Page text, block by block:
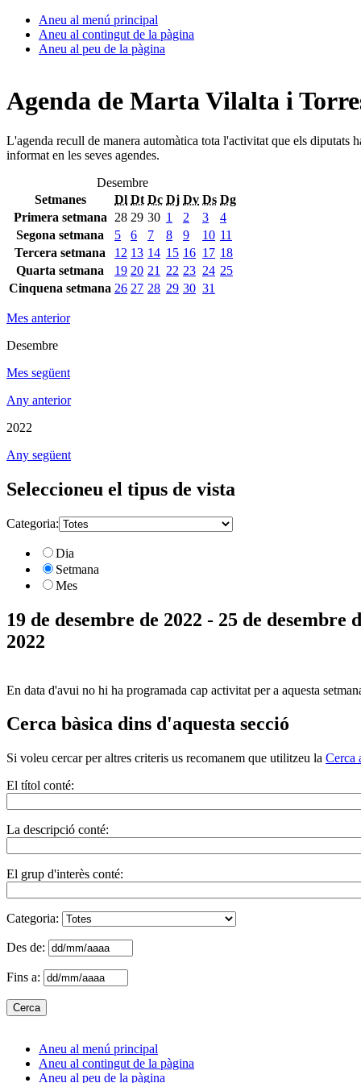
Aneu al menú principal
Aneu al contingut de la pàgina
Aneu al peu de la pàgina
Agenda de Marta Vilalta i
L'agenda recull de manera automàtica tota l'activitat que els diputats
informat en les seves agendes.
Desembre
Setmanes
Dl Dt Dc Dj Dv Ds Dg
Primera setmana
28 29 30 1 2 3
4
Segona setmana
5 6 7 8 9 10 11
Tercera setmana
12 13 14 15 16 17 18
Quarta setmana
19 20 21 22 23 24 25
Cinquena setmana 26 27 28 29 30 31
Mes anterior
Desembre
Mes següent
Any anterior
2022
Any següent
Seleccioneu el tipus de vista
Categoria:
Dia
Setmana
Mes
19 de desembre de 2022 - 25 de desembre
2022
En data d'avui no hi ha programada cap activitat per a aquesta
Cerca bàsica dins d'aquesta secció
Si voleu cercar per altres criteris us recomanem que utilitzeu la Cerca
El títol conté:
La descripció conté:
El grup d'interès conté:
Categoria:
Des de:
Fins a:
Aneu al menú principal
Aneu al contingut de la pàgina
Aneu al peu de la pàgina